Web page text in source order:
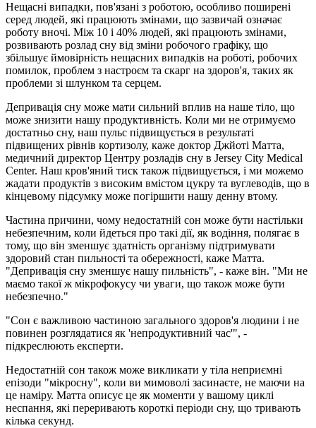
Нещасні випадки, пов'язані з роботою, особливо поширені
серед людей, які працюють змінами, що зазвичай означає
роботу вночі. Між 10 і 40% людей, які працюють змінами,
розвивають розлад сну від зміни робочого графіку, що
збільшує ймовірність нещасних випадків на роботі, робочих
помилок, проблем з настроєм та скарг на здоров'я, таких як
проблеми зі шлунком та серцем.
Депривація сну може мати сильний вплив на наше тіло, що
може знизити нашу продуктивність. Коли ми не отримуємо
достатньо сну, наш пульс підвищується в результаті
підвищених рівнів кортизолу, каже доктор Джйоті Матта,
медичний директор Центру розладів сну в Jersey City Medical
Center. Наш кров'яний тиск також підвищується, і ми можемо
жадати продуктів з високим вмістом цукру та вуглеводів, що в
кінцевому підсумку може погіршити нашу денну втому.
Частина причини, чому недостатній сон може бути настільки
небезпечним, коли йдеться про такі дії, як водіння, полягає в
тому, що він зменшує здатність організму підтримувати
здоровий стан пильності та обережності, каже Матта.
"Депривація сну зменшує нашу пильність", - каже він. "Ми не
маємо такої ж мікрофокусу чи уваги, що також може бути
небезпечно."
"Сон є важливою частиною загального здоров'я людини і не
повинен розглядатися як 'непродуктивний час'", -
підкреслюють експерти.
Недостатній сон також може викликати у тіла неприємні
епізоди "мікросну", коли ви мимоволі засинаєте, не маючи на
це наміру. Матта описує це як моменти у вашому циклі
неспання, які переривають короткі періоди сну, що тривають
кілька секунд.